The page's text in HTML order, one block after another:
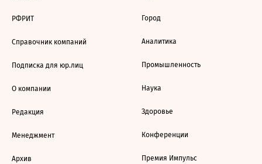
РФРИТ
Справочник компаний
Подписка для юр.лиц
О компании
Редакция
Менеджмент
Архив
Город
Аналитика
Промышленность
Наука
Здоровье
Конференции
Премия Импульс